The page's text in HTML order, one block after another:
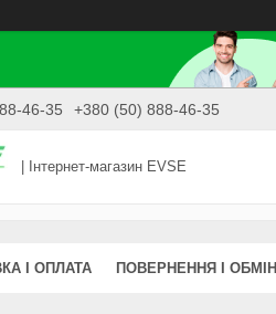
46-35 +380 (50) 888-46-35
| Інтернет-магазин EVSE
І ОПЛАТА ПОВЕРНЕННЯ І ОБМІН